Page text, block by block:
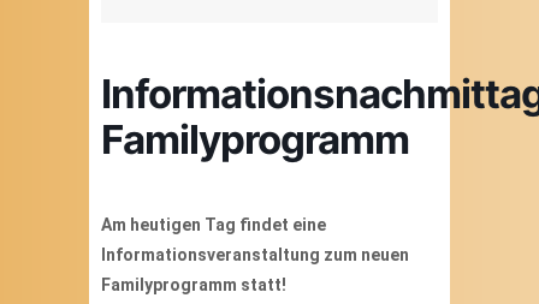
Familyprogramm
Am heutigen Tag findet eine
Informationsveranstaltung zum neuen
Familyprogramm statt!